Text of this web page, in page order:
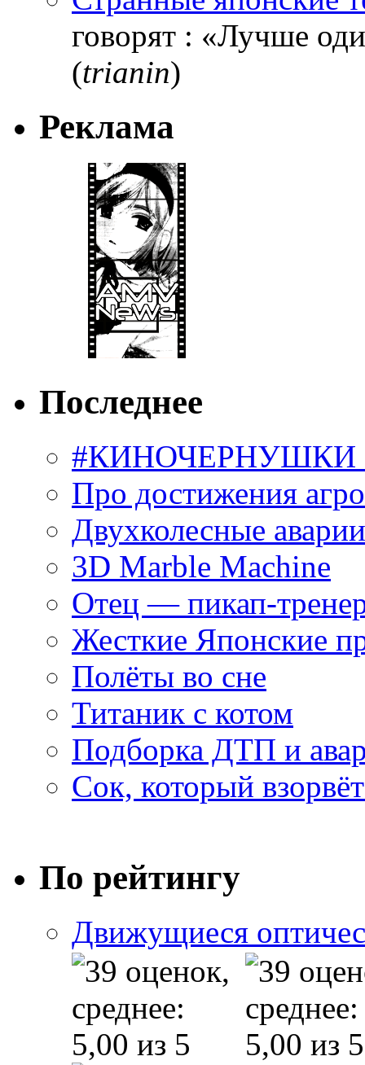
говорят : «Лучше
(trianin)
Реклама
Последнее
#КИНОЧЕРНУШКИ
Про достижения
Двухколесные
3D Marble Machine
Отец — пикап-
Жесткие Японские
Полёты во сне
Титаник с котом
Подборка ДТП и
Сок, который
По рейтингу
Движущиеся